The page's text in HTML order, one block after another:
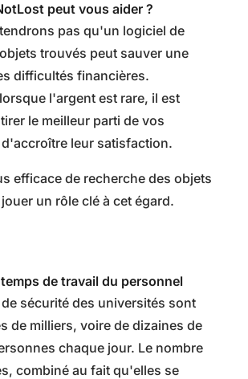
peut vous aider ?
pas qu'un logiciel de
trouvés peut sauver une
difficultés financières.
l'argent est rare, il est
le meilleur parti de vos
leur satisfaction.
efficace de recherche des objets
un rôle clé à cet égard.
de travail du personnel
sécurité des universités sont
de milliers, voire de dizaines de
chaque jour. Le nombre
combiné au fait qu'elles se